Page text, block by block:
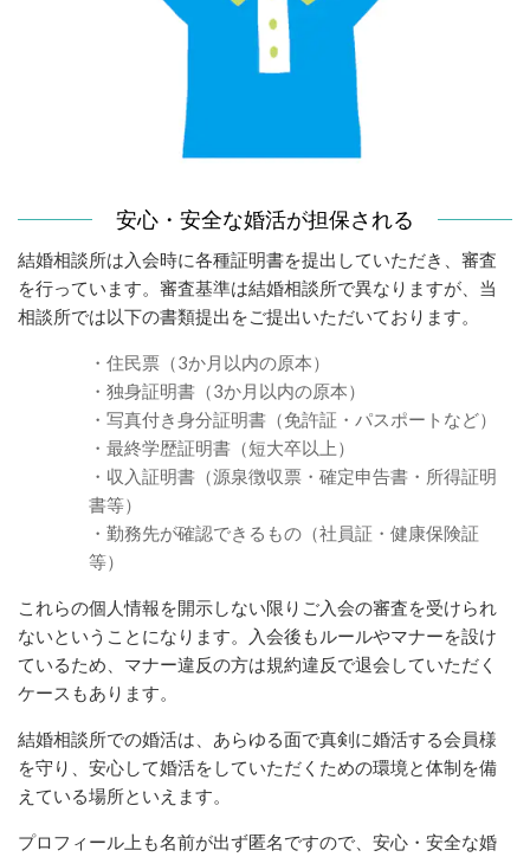
安心・安全な婚活が担保される
結婚相談所は入会時に各種証明書を提出していただき、審査
を行っています。審査基準は結婚相談所で異なりますが、当
相談所では以下の書類提出をご提出いただいております。
・住民票（3か月以内の原本）
・独身証明書（3か月以内の原本）
・写真付き身分証明書（免許証・パスポートなど）
・最終学歴証明書（短大卒以上）
・収入証明書（源泉徴収票・確定申告書・所得証明
書等）
・勤務先が確認できるもの（社員証・健康保険証
等）
これらの個人情報を開示しない限りご入会の審査を受けられ
ないということになります。入会後もルールやマナーを設け
ているため、マナー違反の方は規約違反で退会していただく
ケースもあります。
結婚相談所での婚活は、あらゆる面で真剣に婚活する会員様
を守り、安心して婚活をしていただくための環境と体制を備
えている場所といえます。
プロフィール上も名前が出ず匿名ですので、安心・安全な婚